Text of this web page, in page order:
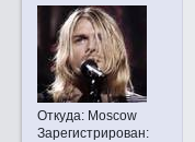
Откуда:Moscow
Зарегистрирован: